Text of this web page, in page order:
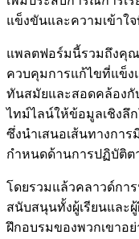
แข็งขันและความเข้าใ
แพลตฟอร์มนี้รวมถึงคุ
ควบคุมการแก้ไขที่แข็ง
ทันสมัยและสอดคล้องกั
ไทม์ไลน์ให้ข้อมูลเชิงลึก
ซึ่งนำเสนอเส้นทางกา
กำหนดด้านการปฏิบัติต
โดยรวมแล้วคลาวด์การ
สนับสนุนทั้งผู้เรียนและ
ฝึกอบรมของพวกเขาอ